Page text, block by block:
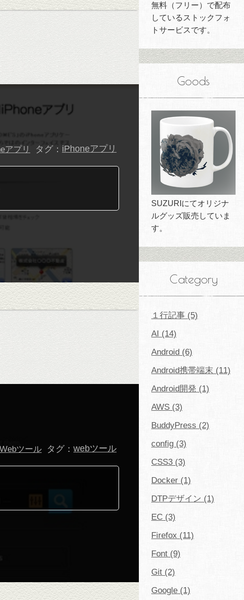
アプリ タグ： iPhoneアプリ
Webツール タグ： webツール
無料（フリー）で配布
しているストックフォ
トサービスです。
Goods
SUZURIにてオリジナ
ルグッズ販売していま
す。
Category
１行記事 (5)
AI (14)
Android (6)
Android携帯端末 (11)
Android開発 (1)
AWS (3)
BuddyPress (2)
config (3)
CSS3 (3)
Docker (1)
DTPデザイン (1)
EC (3)
Firefox (11)
Font (9)
Git (2)
Google (1)